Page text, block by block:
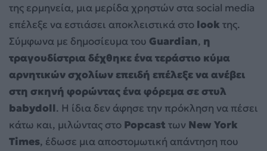
της ερμηνεία, μια μερίδα χρηστών στα social media
επέλεξε να εστιάσει αποκλειστικά στο look της.
Σύμφωνα με δημοσίευμα του Guardian, η
τραγουδίστρια δέχθηκε ένα τεράστιο κύμα
αρνητικών σχολίων επειδή επέλεξε να ανέβει
στη σκηνή φορώντας ένα φόρεμα σε στυλ
babydoll. Η ίδια δεν άφησε την πρόκληση να πέσει
κάτω και, μιλώντας στο Popcast των New York
Times, έδωσε μια αποστομωτική απάντηση που